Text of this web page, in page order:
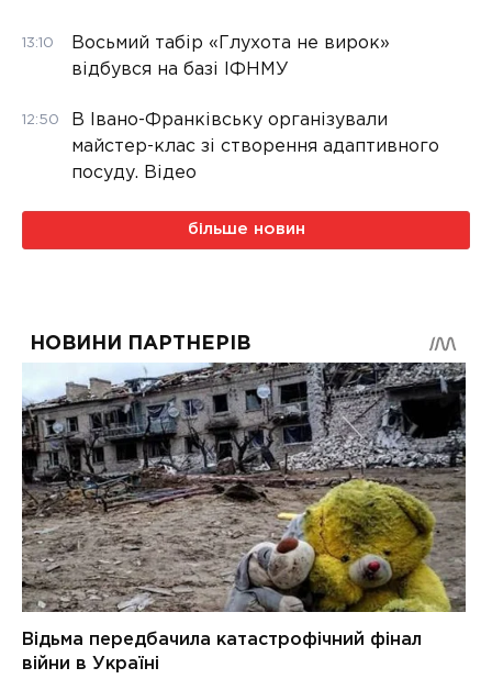
13:10
Восьмий табір «Глухота не вирок»
відбувся на базі ІФНМУ
12:50
В Івано-Франківську організували
майстер-клас зі створення адаптивного
посуду. Відео
більше новин